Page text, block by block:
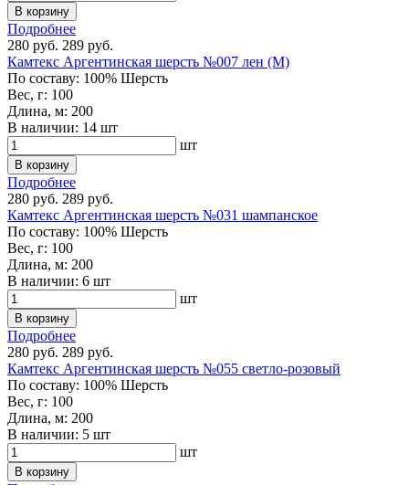
В корзину
Подробнее
280 руб. 289 руб.
Камтекс Аргентинская шерсть №007 лен (М)
По составу: 100% Шерсть
Вес, г: 100
Длина, м: 200
В наличии: 14 шт
шт
В корзину
Подробнее
280 руб. 289 руб.
Камтекс Аргентинская шерсть №031 шампанское
По составу: 100% Шерсть
Вес, г: 100
Длина, м: 200
В наличии: 6 шт
шт
В корзину
Подробнее
280 руб. 289 руб.
Камтекс Аргентинская шерсть №055 светло-розовый
По составу: 100% Шерсть
Вес, г: 100
Длина, м: 200
В наличии: 5 шт
шт
В корзину